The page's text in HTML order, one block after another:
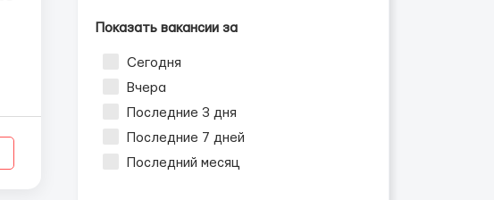
Показать вакансии за
Сегодня
Вчера
Последние 3 дня
Последние 7 дней
Последний месяц